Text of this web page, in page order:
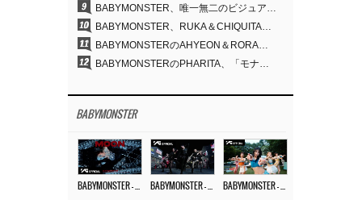
9 BABYMONSTER、唯一無二のビジュアルと圧倒的な表現力…『MOON』
10 BABYMONSTER、RUKA＆CHIQUITAの「MOON」ビジュアルを公開…洗練されたカリスマ性・ユニークなビジュアル
11 BABYMONSTERのAHYEON＆RORA、ダークコンセプトを完璧に表現…「MOON」ビジュアルフォト公開
12 BABYMONSTERのPHARITA、「モナリザ眉」も完璧にものにする…ASAと放つ強烈なオーラ
BABYMONSTER